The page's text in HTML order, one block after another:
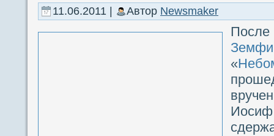
11.06.2011 | Автор Newsmaker
«